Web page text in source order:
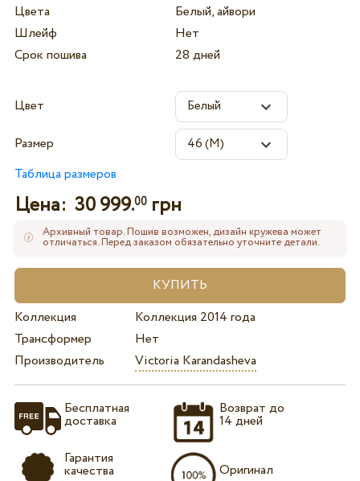
Цвета
Белый, айвори
Шлейф
Нет
Срок пошива
28 дней
Цвет
Размер
Таблица размеров
Цена: 30 999.00грн
Архивный товар. Пошив возможен, дизайн кружева может
отличаться. Перед заказом обязательно уточните детали.
Коллекция
Коллекция 2014 года
Трансформер
Нет
Производитель
Victoria Karandasheva
Бесплатная
доставка
Гарантия
качества
Возврат до
14 дней
Оригинал